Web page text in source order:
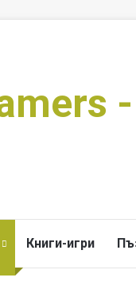
Книги-игри